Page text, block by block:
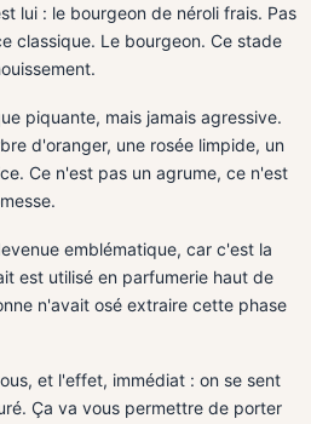
lui : le bourgeon de néroli frais. Pas
classique. Le bourgeon. Ce stade
piquante, mais jamais agressive.
d'oranger, une rosée limpide, un
Ce n'est pas un agrume, ce n'est
emblématique, car c'est la
est utilisé en parfumerie haut de
n'avait osé extraire cette phase
et l'effet, immédiat : on se sent
Ça va vous permettre de porter